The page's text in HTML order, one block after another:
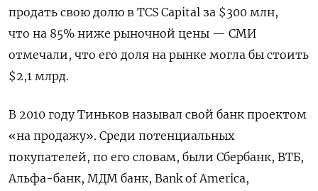
продать свою долю в TCS Capital за $300 млн,
что на 85% ниже рыночной цены — СМИ
отмечали, что его доля на рынке могла бы стоить
$2,1 млрд.
В 2010 году Тиньков называл свой банк проектом
«на продажу». Среди потенциальных
покупателей, по его словам, были Сбербанк, ВТБ,
Альфа-банк, МДМ банк, Bank of America,